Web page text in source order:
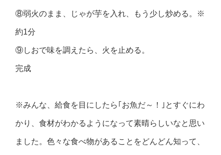
⑧弱火のまま、じゃが芋を入れ、もう少し炒める。※
約1分
⑨しおで味を調えたら、火を止める。
完成
※みんな、給食を目にしたら｢お魚だ～！｣とすぐにわ
かり、食材がわかるようになって素晴らしいなと思い
ました。色々な食べ物があることをどんどん知って、